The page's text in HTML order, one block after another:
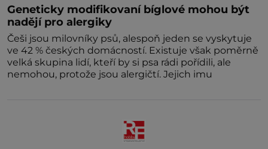
Geneticky modifikovaní bíglové mohou být
nadějí pro alergiky
Češi jsou milovníky psů, alespoň jeden se vyskytuje
ve 42 % českých domácností. Existuje však poměrně
velká skupina lidí, kteří by si psa rádi pořídili, ale
nemohou, protože jsou alergičtí. Jejich imu